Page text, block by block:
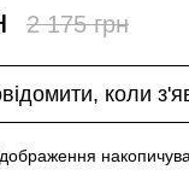
2 175 грн
коли